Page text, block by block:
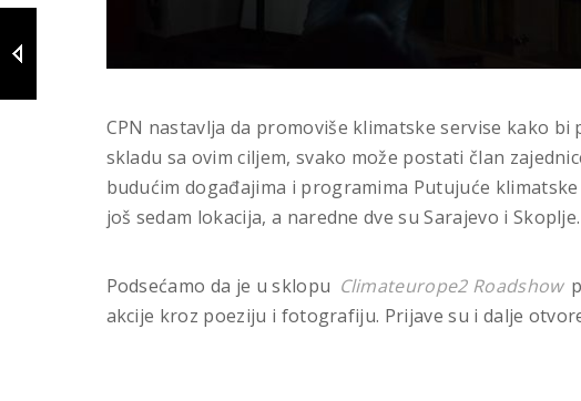
CPN nastavlja da promoviše klimatske servise kako
skladu sa ovim ciljem, svako može postati član
budućim događajima i programima Putujuće
još sedam lokacija, a naredne dve su Sarajevo i Skoplje.
Podsećamo da je u sklopu Climateurope2 Roadshow
akcije kroz poeziju i fotografiju. Prijave su i dalje